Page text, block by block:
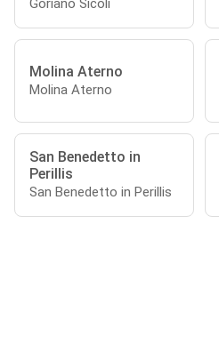
Goriano Sicoli
Molina Aterno
Molina Aterno
San Benedetto in
Perillis
San Benedetto in Perillis